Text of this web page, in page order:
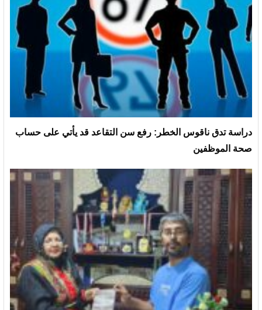
دراسة تدق ناقوس الخطر: رفع سن التقاعد قد يأتي على حساب
صحة الموظفين